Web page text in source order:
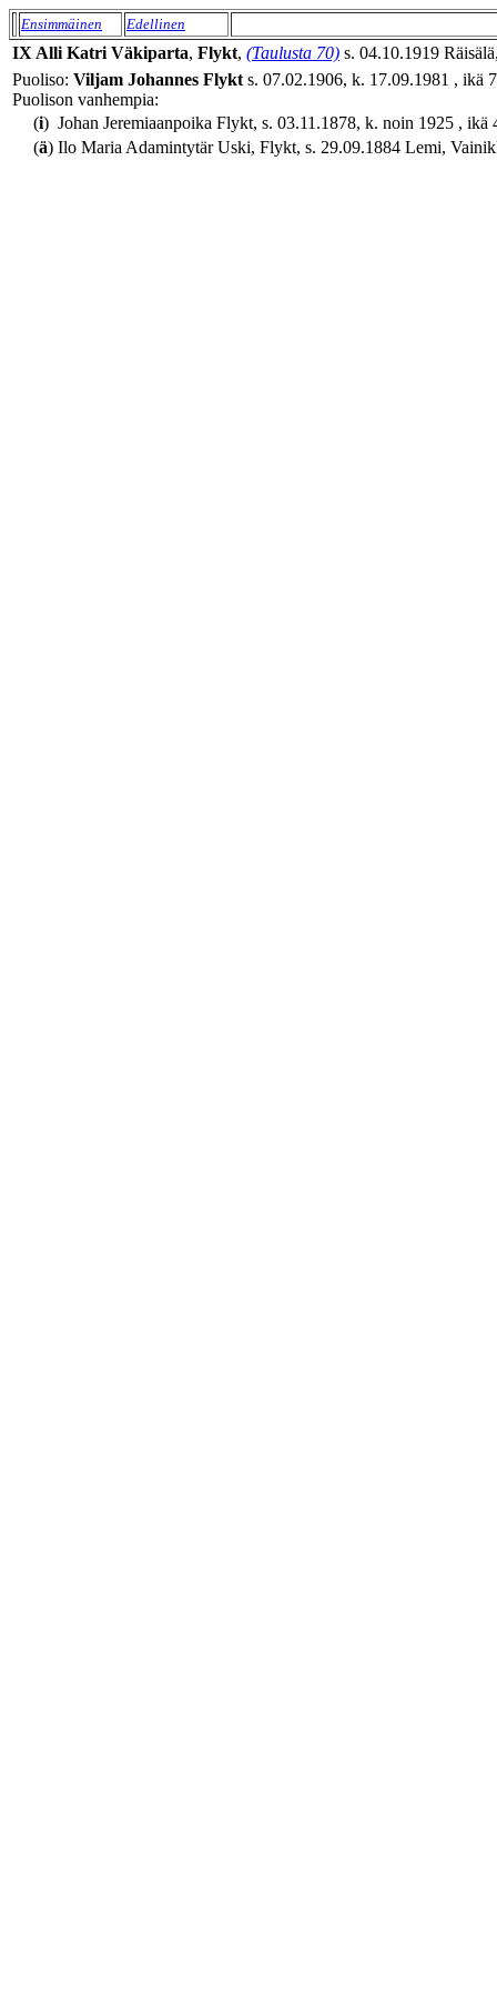
Ensimmäinen Edellinen
IX Alli Katri Väkiparta, Flykt, (Taulusta 70) s. 04.10.1919
Puoliso: Viljam Johannes Flykt s. 07.02.1906, k. 17.09.1981 , ikä
Puolison vanhempia:
(i) Johan Jeremiaanpoika Flykt, s. 03.11.1878, k. noin 1925 , ikä
(ä) Ilo Maria Adamintytär Uski, Flykt, s. 29.09.1884 Lemi,